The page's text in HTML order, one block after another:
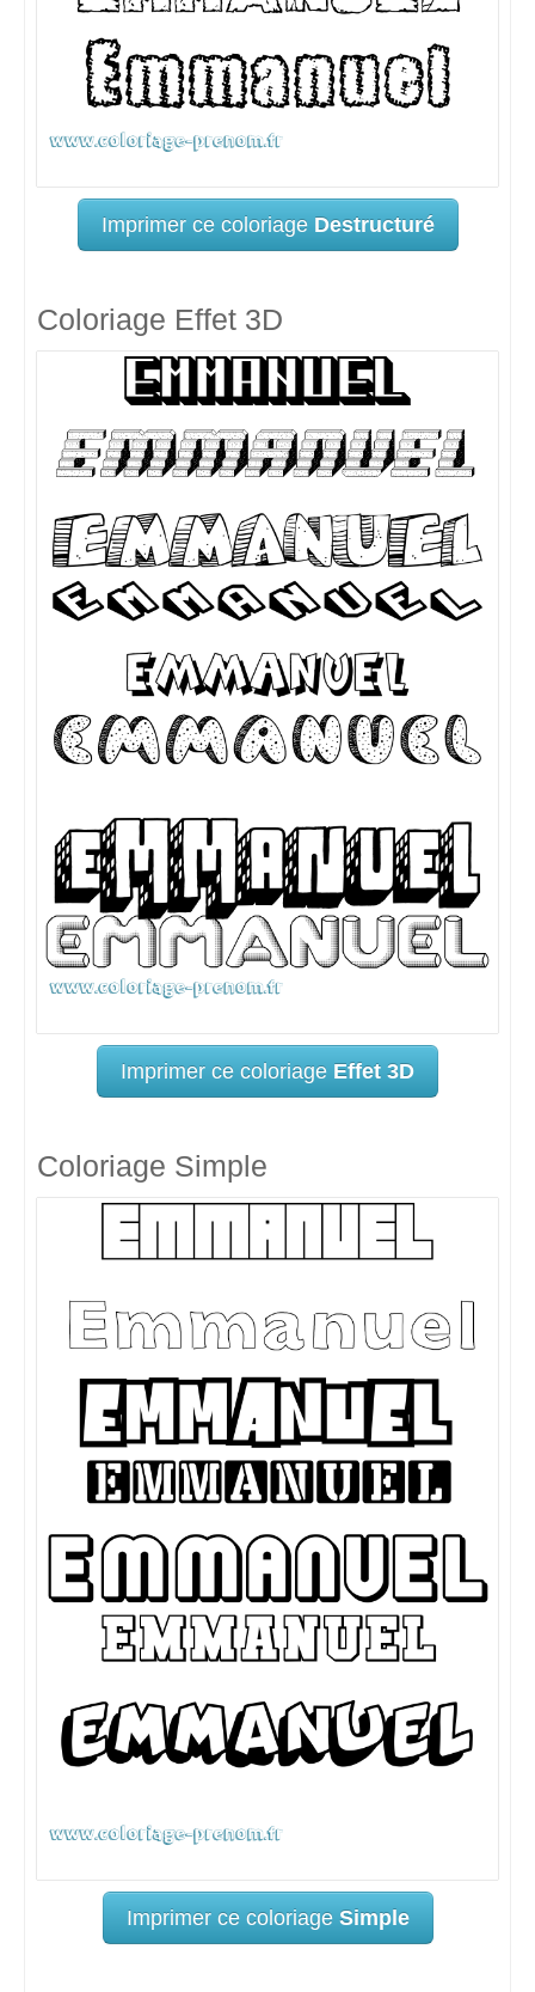
Imprimer ce coloriage Destructuré
Coloriage Effet 3D
Imprimer ce coloriage Effet 3D
Coloriage Simple
Imprimer ce coloriage Simple